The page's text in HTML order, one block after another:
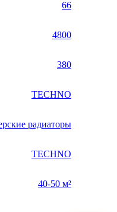
66
4800
380
TECHNO
радиаторы
TECHNO
40-50 м²